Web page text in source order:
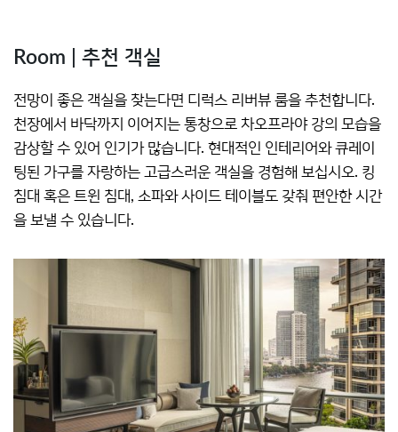
Room | 추천 객실
전망이 좋은 객실을 찾는다면 디럭스 리버뷰 룸을 추천합니다.
천장에서 바닥까지 이어지는 통창으로 차오프라야 강의 모습을
감상할 수 있어 인기가 많습니다. 현대적인 인테리어와 큐레이
팅된 가구를 자랑하는 고급스러운 객실을 경험해 보십시오. 킹
침대 혹은 트윈 침대, 소파와 사이드 테이블도 갖춰 편안한 시간
을 보낼 수 있습니다.